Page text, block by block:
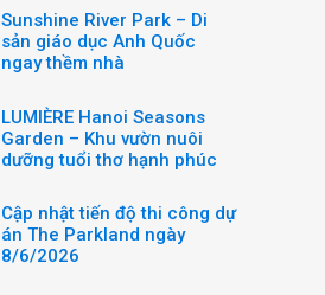
Sunshine River Park – Di
sản giáo dục Anh Quốc
ngay thềm nhà
LUMIÈRE Hanoi Seasons
Garden – Khu vườn nuôi
dưỡng tuổi thơ hạnh phúc
Cập nhật tiến độ thi công dự
án The Parkland ngày
8/6/2026